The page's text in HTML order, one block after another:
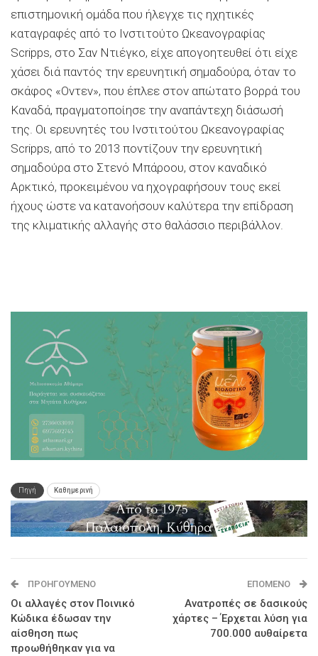
επιστημονική ομάδα που ήλεγχε τις ηχητικές
καταγραφές από το Ινστιτούτο Ωκεανογραφίας
Scripps, στο Σαν Ντιέγκο, είχε απογοητευθεί ότι είχε
χάσει διά παντός την ερευνητική σημαδούρα, όταν το
σκάφος «Οντεν», που έπλεε στον απώτατο βορρά του
Καναδά, πραγματοποίησε την αναπάντεχη διάσωσή
της. Οι ερευνητές του Ινστιτούτου Ωκεανογραφίας
Scripps, από το 2013 ποντίζουν την ερευνητική
σημαδούρα στο Στενό Μπάροου, στον καναδικό
Αρκτικό, προκειμένου να ηχογραφήσουν τους εκεί
ήχους ώστε να κατανοήσουν καλύτερα την επίδραση
της κλιματικής αλλαγής στο θαλάσσιο περιβάλλον.
Πηγή Καθημερινή
ΠΡΟΗΓΟΎΜΕΝΟ
Οι αλλαγές στον Ποινικό
Κώδικα έδωσαν την
αίσθηση πως
προωθήθηκαν για να
ΕΠΌΜΕΝΟ
Ανατροπές σε δασικούς
χάρτες – Έρχεται λύση για
700.000 αυθαίρετα